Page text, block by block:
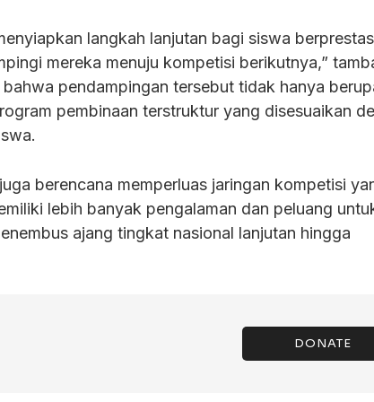
langkah lanjutan bagi siswa
mereka menuju kompetisi berikutnya,”
pendampingan tersebut tidak hanya
pembinaan terstruktur yang disesuaikan
berencana memperluas jaringan kompetisi
lebih banyak pengalaman dan peluang
ajang tingkat nasional lanjutan hingga
DONATE